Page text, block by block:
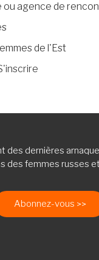
ou agence de
de l'Est
des dernières
des femmes russes
Abonnez-vous